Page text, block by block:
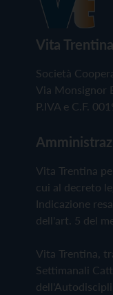
Vita
Società
Via Monsignor
P.IVA e C.F.
Vita Trentina
cui al decreto
Indicazione
dell'art. 5 del
Vita Trentina,
Settimanali